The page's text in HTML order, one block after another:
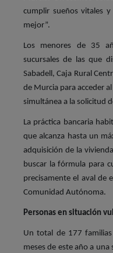
cumplir sueños vitales
mejor”.
Los menores de 35
sucursales de las que
Sabadell, Caja Rural
de Murcia para acceder
simultánea a la solicitud
La práctica bancaria
que alcanza hasta un
adquisición de la
buscar la fórmula para
precisamente el aval de
Comunidad Autónoma.
Personas en situación
Un total de 177
meses de este año a